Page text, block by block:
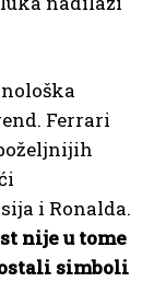
Ferrari
i Ronalda.
nije u tome
simboli